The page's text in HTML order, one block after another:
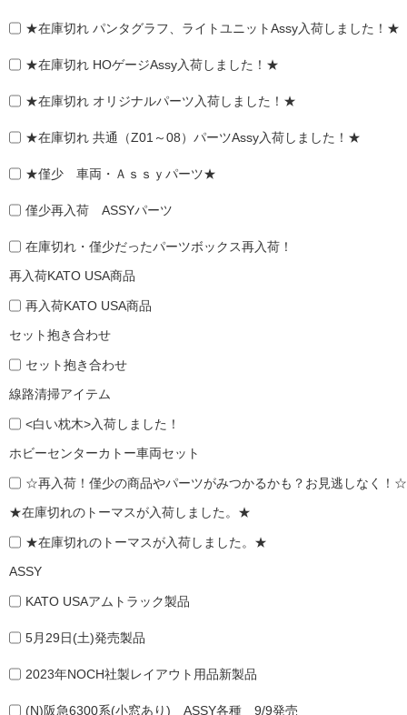
★在庫切れ パンタグラフ、ライトユニットAssy入荷しました！★
★在庫切れ HOゲージAssy入荷しました！★
★在庫切れ オリジナルパーツ入荷しました！★
★在庫切れ 共通（Z01～08）パーツAssy入荷しました！★
★僅少 車両・Ａｓｓｙパーツ★
僅少再入荷 ASSYパーツ
在庫切れ・僅少だったパーツボックス再入荷！
再入荷KATO USA商品
再入荷KATO USA商品
セット抱き合わせ
セット抱き合わせ
線路清掃アイテム
<白い枕木>入荷しました！
ホビーセンターカトー車両セット
☆再入荷！僅少の商品やパーツがみつかるかも？お見逃しなく！☆
★在庫切れのトーマスが入荷しました。★
★在庫切れのトーマスが入荷しました。★
ASSY
KATO USAアムトラック製品
5月29日(土)発売製品
2023年NOCH社製レイアウト用品新製品
(N)阪急6300系(小窓あり) ASSY各種 9/9発売